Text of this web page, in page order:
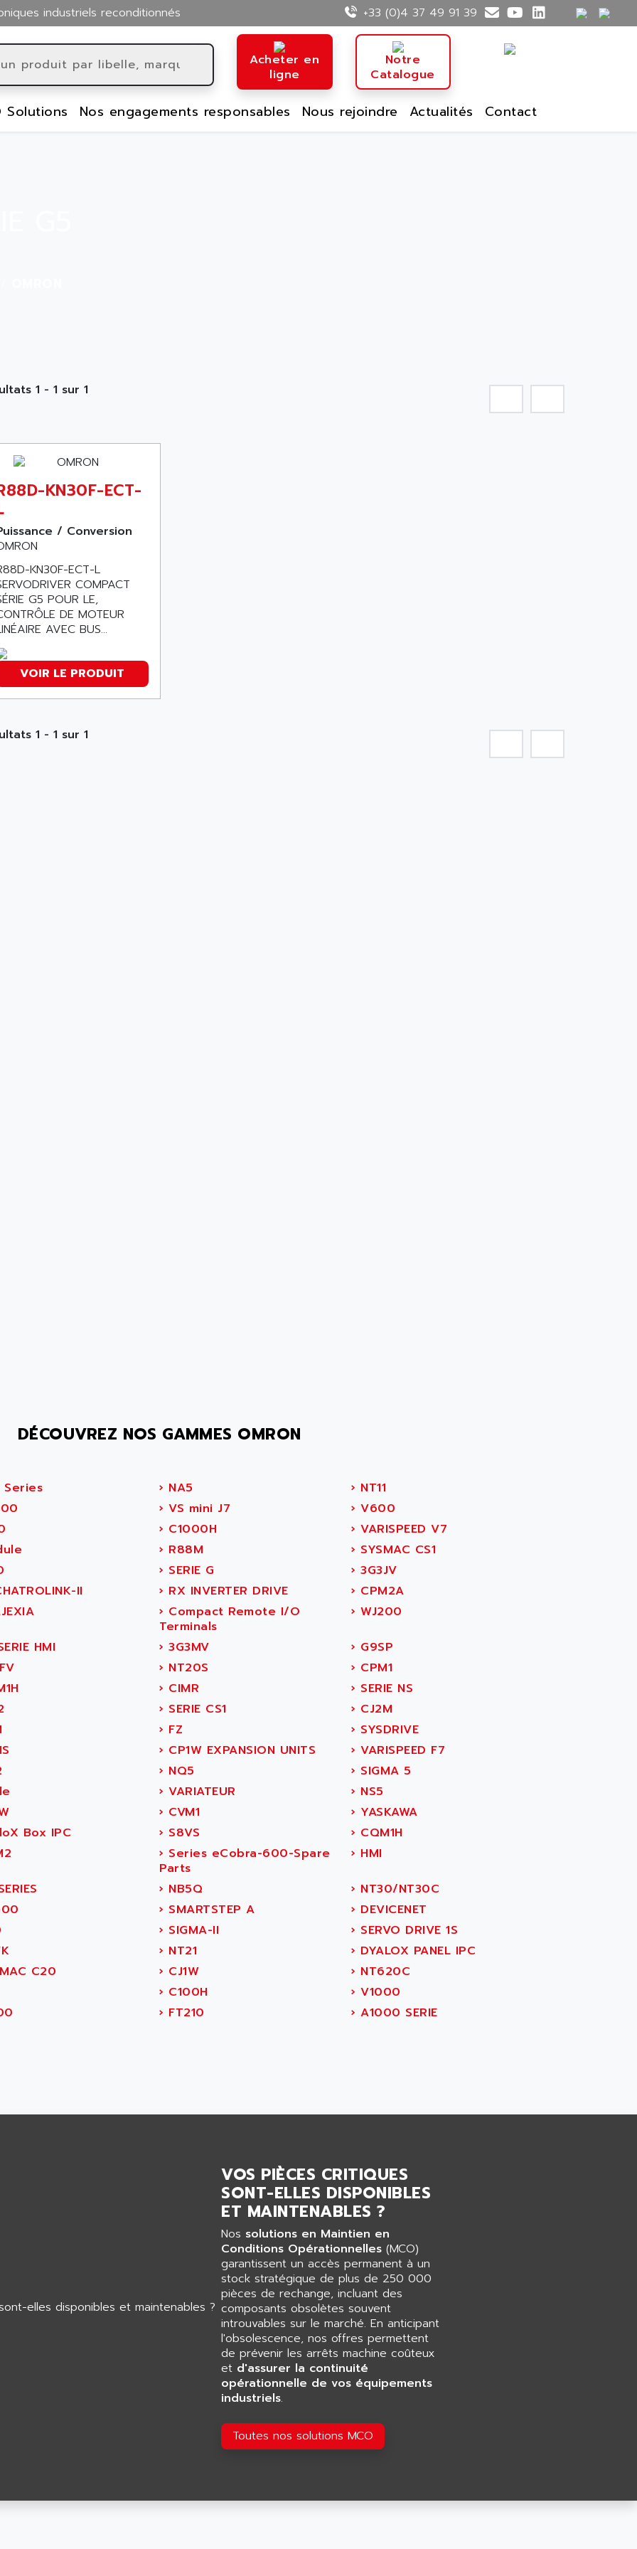
industriels reconditionnés +33 (0)4 37 49 91 39
Acheter en
ligne
Notre
Catalogue
Solutions Nos engagements responsables Nous rejoindre Actualités Contact
1 - 1 sur 1
KN30F-ECT-
/ Conversion
KN30F-ECT-L
COMPACT
G5 POUR LE,
DE MOTEUR
AVEC BUS...
VOIR LE PRODUIT
1 - 1 sur 1
DÉCOUVREZ NOS GAMMES OMRON
Series › NA5 › NT11
› VS mini J7 › V600
› C1000H › VARISPEED V7
› R88M › SYSMAC CS1
› SERIE G › 3G3JV
II › RX INVERTER DRIVE › CPM2A
› Compact Remote I/O
Terminals
› WJ200
HMI › 3G3MV › G9SP
› NT20S › CPM1
› CIMR › SERIE NS
› SERIE CS1 › CJ2M
› FZ › SYSDRIVE
› CP1W EXPANSION UNITS › VARISPEED F7
› NQ5 › SIGMA 5
› VARIATEUR › NS5
› CVM1 › YASKAWA
Box IPC › S8VS › CQM1H
› Series eCobra-600-Spare
Parts
› HMI
› NB5Q › NT30/NT30C
› SMARTSTEP A › DEVICENET
› SIGMA-II › SERVO DRIVE 1S
› NT21 › DYALOX PANEL IPC
C20 › CJ1W › NT620C
› C100H › V1000
› FT210 › A1000 SERIE
VOS PIÈCES CRITIQUES
SONT-ELLES DISPONIBLES
ET MAINTENABLES ?
Nos solutions en Maintien en
Conditions Opérationnelles (MCO)
garantissent un accès permanent à un
stock stratégique de plus de 250 000
pièces de rechange, incluant des
composants obsolètes souvent
introuvables sur le marché. En anticipant
l'obsolescence, nos offres permettent
de prévenir les arrêts machine coûteux
et d'assurer la continuité
opérationnelle de vos équipements
industriels.
Toutes nos solutions MCO